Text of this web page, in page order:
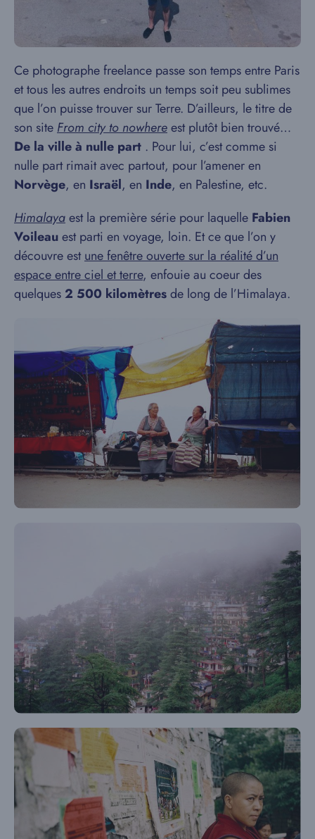
Ce photographe freelance passe son temps entre Paris
et tous les autres endroits un temps soit peu sublimes
que l’on puisse trouver sur Terre. D’ailleurs, le titre de
son siteFrom city to nowhereest plutôt bien trouvé…
De la ville à nulle part . Pour lui, c’est comme si
nulle part rimait avec partout, pour l’amener en
Norvège, en Israël, en Inde, en Palestine, etc.
Himalayaest la première série pour laquelle Fabien
Voileauest parti en voyage, loin. Et ce que l’on y
découvre estune fenêtre ouverte sur la réalité d’un
espace entre ciel et terre, enfouie au coeur des
quelques 2 500 kilomètresde long de l’Himalaya.